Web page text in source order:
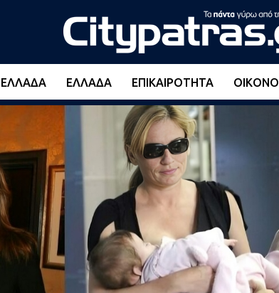
ΕΛΛΆΔΑ ΕΛΛΆΔΑ ΕΠΙΚΑΙΡΌΤΗΤΑ